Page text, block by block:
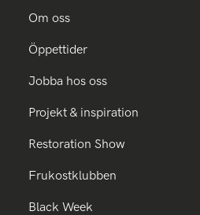
Om oss
Öppettider
Jobba hos oss
Projekt & inspiration
Restoration Show
Frukostklubben
Black Week